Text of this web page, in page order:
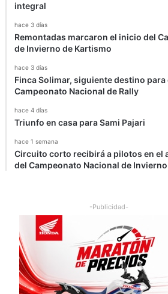
integral
hace 3 días
Remontadas marcaron el inicio del
de Invierno de Kartismo
hace 3 días
Finca Solimar, siguiente destino para
Campeonato Nacional de Rally
hace 4 días
Triunfo en casa para Sami Pajari
hace 1 semana
Circuito corto recibirá a pilotos en el
del Campeonato Nacional de Invierno
-Publicidad-